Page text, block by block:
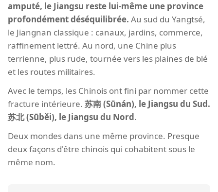
amputé, le Jiangsu reste lui-même une province
profondément déséquilibrée. Au sud du Yangtsé,
le Jiangnan classique : canaux, jardins, commerce,
raffinement lettré. Au nord, une Chine plus
terrienne, plus rude, tournée vers les plaines de blé
et les routes militaires.
Avec le temps, les Chinois ont fini par nommer cette
fracture intérieure. 苏南 (Sūnán), le Jiangsu du Sud.
苏北 (Sūběi), le Jiangsu du Nord.
Deux mondes dans une même province. Presque
deux façons d'être chinois qui cohabitent sous le
même nom.